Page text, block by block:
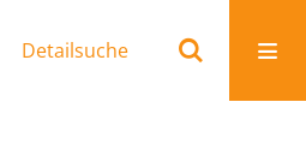
Detailsuche